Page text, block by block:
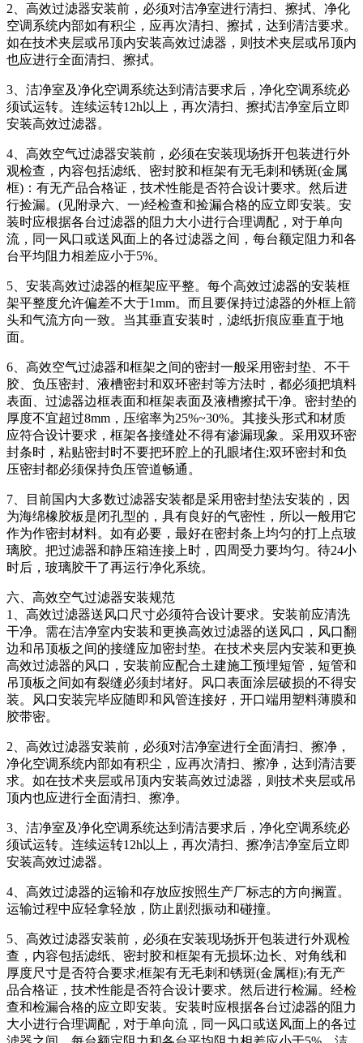
2、高效过滤器安装前，必须对洁净室进行清扫、擦拭、净化
空调系统内部如有积尘，应再次清扫、擦拭，达到清洁要求。
如在技术夹层或吊顶内安装高效过滤器，则技术夹层或吊顶内
也应进行全面清扫、擦拭。
3、洁净室及净化空调系统达到清洁要求后，净化空调系统必
须试运转。连续运转12h以上，再次清扫、擦拭洁净室后立即
安装高效过滤器。
4、高效空气过滤器安装前，必须在安装现场拆开包装进行外
观检查，内容包括滤纸、密封胶和框架有无毛刺和锈斑(金属
框)：有无产品合格证，技术性能是否符合设计要求。然后进
行捡漏。(见附录六、一)经检查和捡漏合格的应立即安装。安
装时应根据各台过滤器的阻力大小进行合理调配，对于单向
流，同一风口或送风面上的各过滤器之间，每台额定阻力和各
台平均阻力相差应小于5%。
5、安装高效过滤器的框架应平整。每个高效过滤器的安装框
架平整度允许偏差不大于1mm。而且要保持过滤器的外框上箭
头和气流方向一致。当其垂直安装时，滤纸折痕应垂直于地
面。
6、高效空气过滤器和框架之间的密封一般采用密封垫、不干
胶、负压密封、液槽密封和双环密封等方法时，都必须把填料
表面、过滤器边框表面和框架表面及液槽擦拭干净。密封垫的
厚度不宜超过8mm，压缩率为25%~30%。其接头形式和材质
应符合设计要求，框架各接缝处不得有渗漏现象。采用双环密
封条时，粘贴密封时不要把环腔上的孔眼堵住;双环密封和负
压密封都必须保持负压管道畅通。
7、目前国内大多数过滤器安装都是采用密封垫法安装的，因
为海绵橡胶板是闭孔型的，具有良好的气密性，所以一般用它
作为作密封材料。如有必要，最好在密封条上均匀的打上点玻
璃胶。把过滤器和静压箱连接上时，四周受力要均匀。待24小
时后，玻璃胶干了再运行净化系统。
六、高效空气过滤器安装规范
1、高效过滤器送风口尺寸必须符合设计要求。安装前应清洗
干净。需在洁净室内安装和更换高效过滤器的送风口，风口翻
边和吊顶板之间的接缝应加密封垫。在技术夹层内安装和更换
高效过滤器的风口，安装前应配合土建施工预埋短管，短管和
吊顶板之间如有裂缝必须封堵好。风口表面涂层破损的不得安
装。风口安装完毕应随即和风管连接好，开口端用塑料薄膜和
胶带密。
2、高效过滤器安装前，必须对洁净室进行全面清扫、擦净，
净化空调系统内部如有积尘，应再次清扫、擦净，达到清洁要
求。如在技术夹层或吊顶内安装高效过滤器，则技术夹层或吊
顶内也应进行全面清扫、擦净。
3、洁净室及净化空调系统达到清洁要求后，净化空调系统必
须试运转。连续运转12h以上，再次清扫、擦净洁净室后立即
安装高效过滤器。
4、高效过滤器的运输和存放应按照生产厂标志的方向搁置。
运输过程中应轻拿轻放，防止剧烈振动和碰撞。
5、高效过滤器安装前，必须在安装现场拆开包装进行外观检
查，内容包括滤纸、密封胶和框架有无损坏;边长、对角线和
厚度尺寸是否符合要求;框架有无毛刺和锈斑(金属框);有无产
品合格证，技术性能是否符合设计要求。然后进行检漏。经检
查和检漏合格的应立即安装。安装时应根据各台过滤器的阻力
大小进行合理调配，对于单向流，同一风口或送风面上的各过